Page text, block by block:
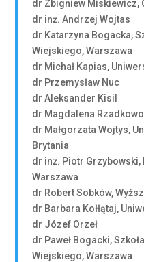
dr Zbigniew Miskiewicz,
dr inż. Andrzej Wojtas
dr Katarzyna Bogacka,
Wiejskiego, Warszawa
dr Michał Kapias,
dr Przemysław Nuc
dr Aleksander Kisil
dr Magdalena
dr Małgorzata Wojtys,
Brytania
dr inż. Piotr
Warszawa
dr Robert Sobków,
dr Barbara Kołłątaj,
dr Józef Orzeł
dr Paweł Bogacki,
Wiejskiego, Warszawa